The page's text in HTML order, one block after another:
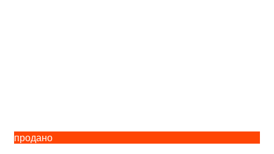
продано